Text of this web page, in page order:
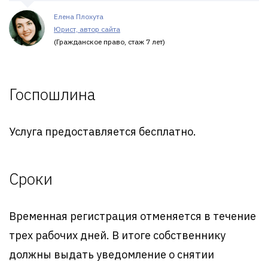
Елена Плохута
Юрист, автор сайта
(Гражданское право, стаж 7 лет)
Госпошлина
Услуга предоставляется бесплатно.
Сроки
Временная регистрация отменяется в течение
трех рабочих дней. В итоге собственнику
должны выдать уведомление о снятии